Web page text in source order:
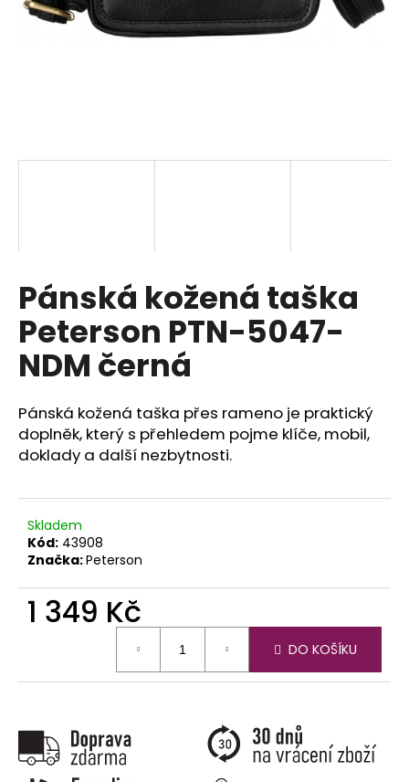
Pánská kožená taška
Peterson PTN-5047-
NDM černá
Pánská kožená taška přes rameno je praktický
doplněk, který s přehledem pojme klíče, mobil,
doklady a další nezbytnosti.
Skladem
Kód: 43908
Značka:Peterson
1 349 Kč
DO KOŠÍKU
a
D
o
p
o
r
č
u
j
m